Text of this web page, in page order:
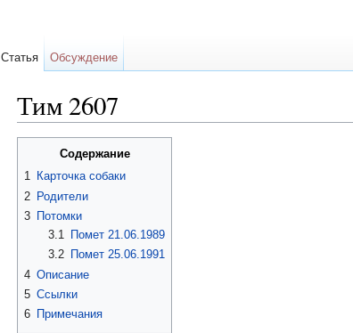
Тим 2607
Содержание
1 Карточка собаки
2 Родители
3 Потомки
3.1
Помет 21.06.1989
3.2
Помет 25.06.1991
4 Описание
5 Ссылки
6 Примечания
Статья Обсуждение